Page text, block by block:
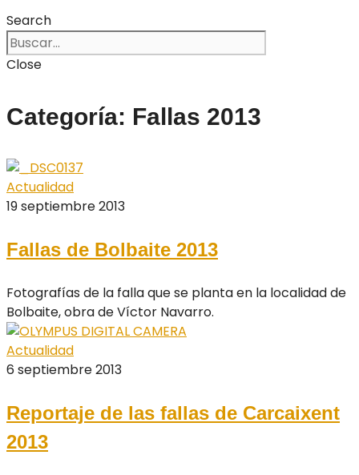
Search
Close
Categoría: Fallas 2013
Actualidad
19 septiembre 2013
Fallas de Bolbaite 2013
Fotografías de la falla que se planta en la localidad de
Bolbaite, obra de Víctor Navarro.
Actualidad
6 septiembre 2013
Reportaje de las fallas de Carcaixent
2013